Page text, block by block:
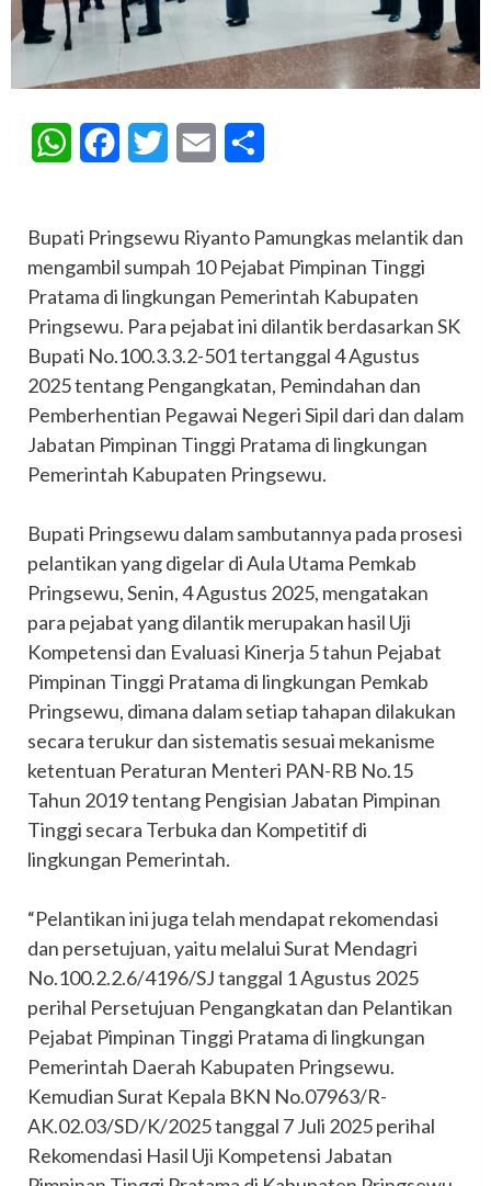
WhatsAppFacebookTwitter Email
‎Bupati Pringsewu Riyanto Pamungkas melantik dan
mengambil sumpah 10 Pejabat Pimpinan Tinggi
Pratama di lingkungan Pemerintah Kabupaten
Pringsewu. Para pejabat ini dilantik berdasarkan SK
Bupati No.100.3.3.2-501 tertanggal 4 Agustus
2025 tentang Pengangkatan, Pemindahan dan
Pemberhentian Pegawai Negeri Sipil dari dan dalam
Jabatan Pimpinan Tinggi Pratama di lingkungan
Pemerintah Kabupaten Pringsewu.
‎Bupati Pringsewu dalam sambutannya pada prosesi
pelantikan yang digelar di Aula Utama Pemkab
Pringsewu, Senin, 4 Agustus 2025, mengatakan
para pejabat yang dilantik merupakan hasil Uji
Kompetensi dan Evaluasi Kinerja 5 tahun Pejabat
Pimpinan Tinggi Pratama di lingkungan Pemkab
Pringsewu, dimana dalam setiap tahapan dilakukan
secara terukur dan sistematis sesuai mekanisme
ketentuan Peraturan Menteri PAN-RB No.15
Tahun 2019 tentang Pengisian Jabatan Pimpinan
Tinggi secara Terbuka dan Kompetitif di
lingkungan Pemerintah.
‎“Pelantikan ini juga telah mendapat rekomendasi
dan persetujuan, yaitu melalui Surat Mendagri
No.100.2.2.6/4196/SJ tanggal 1 Agustus 2025
perihal Persetujuan Pengangkatan dan Pelantikan
Pejabat Pimpinan Tinggi Pratama di lingkungan
Pemerintah Daerah Kabupaten Pringsewu.
Kemudian Surat Kepala BKN No.07963/R-
AK.02.03/SD/K/2025 tanggal 7 Juli 2025 perihal
Rekomendasi Hasil Uji Kompetensi Jabatan